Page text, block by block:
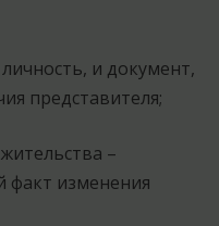
и документ,
представителя;
–
изменения